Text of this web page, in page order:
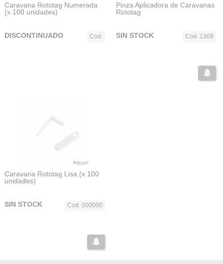
Caravana Rototag Numerada
(x 100 unidades)
Cod.
DISCONTINUADO
Pinza Aplicadora de Caravanas
Rototag
Cod. 1308
SIN STOCK
Caravana Rototag Lisa (x 100
unidades)
Cod. 000000
SIN STOCK